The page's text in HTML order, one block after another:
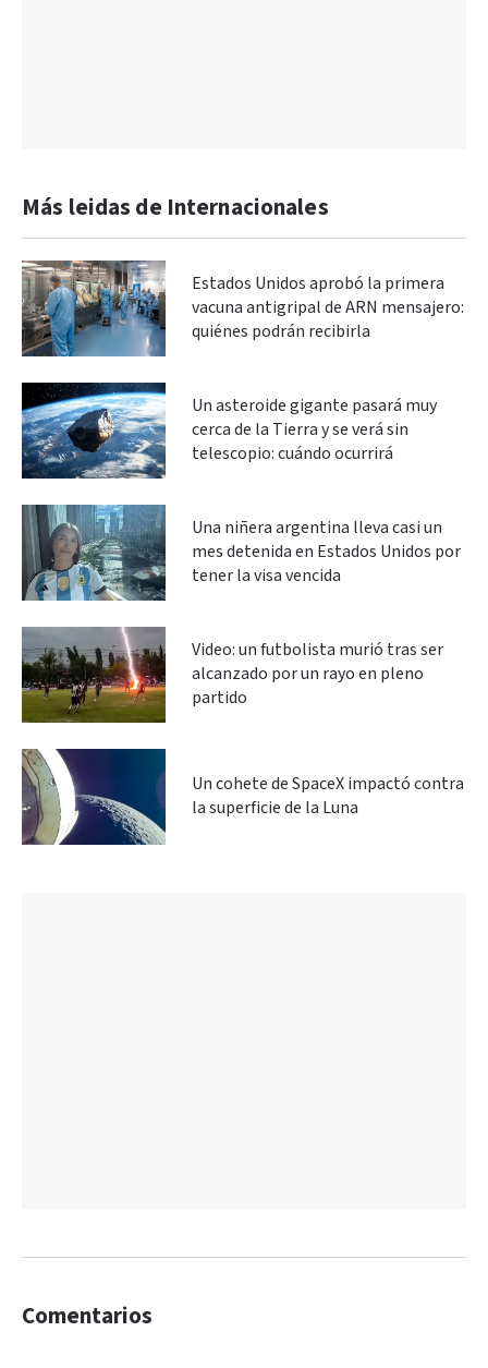
Más leidas de Internacionales
Estados Unidos aprobó la primera
vacuna antigripal de ARN mensajero:
quiénes podrán recibirla
Un asteroide gigante pasará muy
cerca de la Tierra y se verá sin
telescopio: cuándo ocurrirá
Una niñera argentina lleva casi un
mes detenida en Estados Unidos por
tener la visa vencida
Video: un futbolista murió tras ser
alcanzado por un rayo en pleno
partido
Un cohete de SpaceX impactó contra
la superficie de la Luna
Comentarios